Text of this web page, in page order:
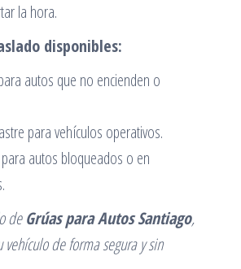
la hora.
disponibles:
autos que no encienden o
para vehículos operativos.
autos bloqueados o en
deGrúas para Autos Santiago,
de forma segura y sin